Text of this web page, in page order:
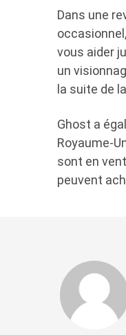
Dans une
occasionnel,
vous aider
un
la suite de
Ghost a
Royaume-
sont en
peuvent